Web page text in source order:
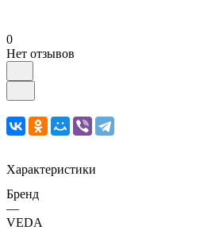
0
Нет отзывов
Характеристики
Бренд
—
VEDA